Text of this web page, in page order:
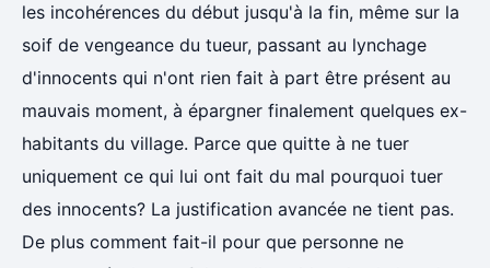
les incohérences du début jusqu'à la fin, même sur la
soif de vengeance du tueur, passant au lynchage
d'innocents qui n'ont rien fait à part être présent au
mauvais moment, à épargner finalement quelques ex-
habitants du village. Parce que quitte à ne tuer
uniquement ce qui lui ont fait du mal pourquoi tuer
des innocents? La justification avancée ne tient pas.
De plus comment fait-il pour que personne ne